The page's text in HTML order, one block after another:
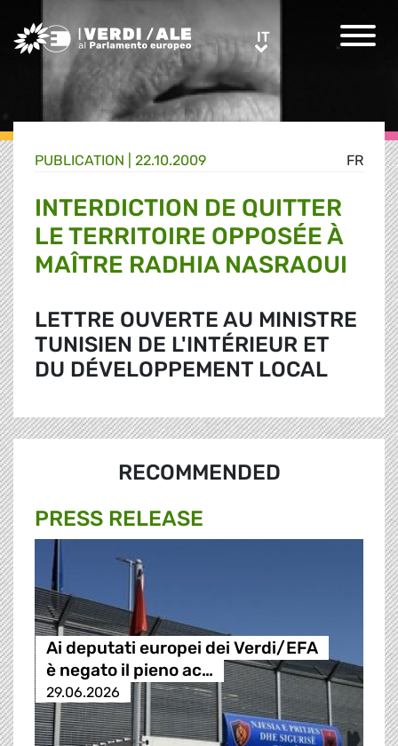
Greens/EFA Home ITIT
FR
PUBLICATION | 22.10.2009
INTERDICTION DE QUITTER
LE TERRITOIRE OPPOSÉE À
MAÎTRE RADHIA NASRAOUI
LETTRE OUVERTE AU MINISTRE
TUNISIEN DE L'INTÉRIEUR ET
DU DÉVELOPPEMENT LOCAL
RECOMMENDED
PRESS RELEASE
Ai deputati europei dei Verdi/EFA
è negato il pieno ac…
29.06.2026